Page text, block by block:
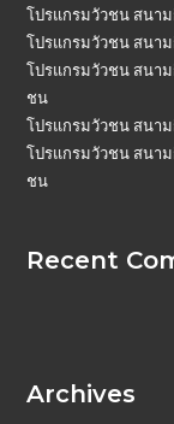
โปรแกรมวัวชน สนา
โปรแกรมวัวชน สนา
โปรแกรมวัวชน สนา
ชน
โปรแกรมวัวชน สนา
โปรแกรมวัวชน สนา
ชน
Recent
Archives